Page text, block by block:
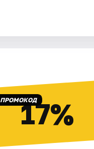
ПРОМОКОД17%